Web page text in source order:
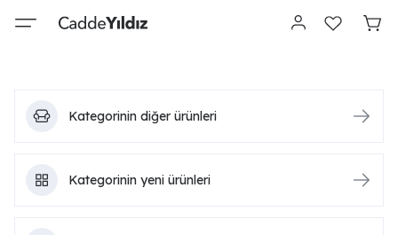
Kategorinin diğer ürünleri
Kategorinin yeni ürünleri